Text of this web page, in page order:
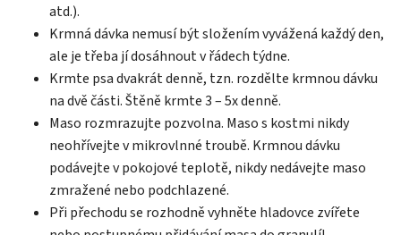
atd.).
Krmná dávka nemusí být složením vyvážená každý den,
ale je třeba jí dosáhnout v řádech týdne.
Krmte psa dvakrát denně, tzn. rozdělte krmnou dávku
na dvě části. Štěně krmte 3 – 5x denně.
Maso rozmrazujte pozvolna. Maso s kostmi nikdy
neohřívejte v mikrovlnné troubě. Krmnou dávku
podávejte v pokojové teplotě, nikdy nedávejte maso
zmražené nebo podchlazené.
Při přechodu se rozhodně vyhněte hladovce zvířete